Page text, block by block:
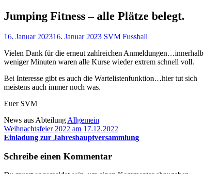
Jumping Fitness – alle Plätze belegt.
16. Januar 202316. Januar 2023 SVM Fussball
Vielen Dank für die erneut zahlreichen Anmeldungen…innerhalb
weniger Minuten waren alle Kurse wieder extrem schnell voll.
Bei Interesse gibt es auch die Wartelistenfunktion…hier tut sich
meistens auch immer noch was.
Euer SVM
News aus Abteilung Allgemein
Beitragsnavigation
Weihnachtsfeier 2022 am 17.12.2022
Einladung zur Jahreshauptversammlung
Schreibe einen Kommentar